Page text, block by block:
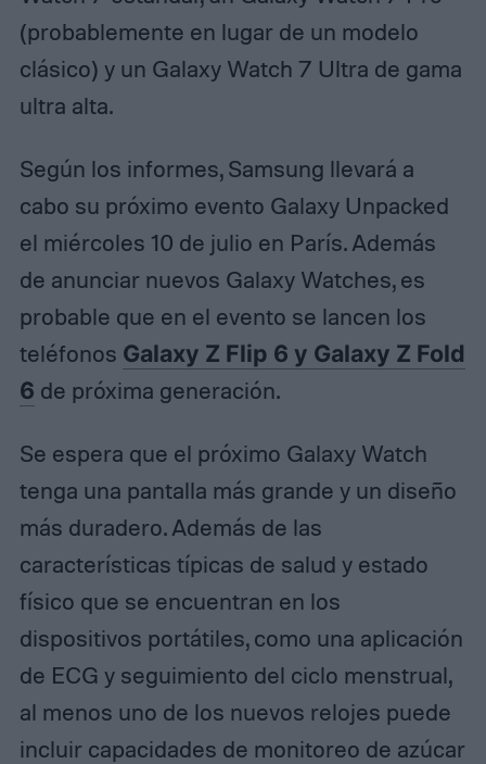
(probablemente en lugar de un modelo
clásico) y un Galaxy Watch 7 Ultra de gama
ultra alta.
Según los informes, Samsung llevará a
cabo su próximo evento Galaxy Unpacked
el miércoles 10 de julio en París. Además
de anunciar nuevos Galaxy Watches, es
probable que en el evento se lancen los
teléfonos Galaxy Z Flip 6 y Galaxy Z Fold
6 de próxima generación.
Se espera que el próximo Galaxy Watch
tenga una pantalla más grande y un diseño
más duradero. Además de las
características típicas de salud y estado
físico que se encuentran en los
dispositivos portátiles, como una aplicación
de ECG y seguimiento del ciclo menstrual,
al menos uno de los nuevos relojes puede
incluir capacidades de monitoreo de azúcar